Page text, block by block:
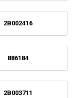
2B002416
886184
2B003711